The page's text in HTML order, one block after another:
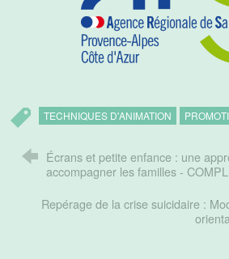
TECHNIQUES D'ANIMATION
Écrans et petite enfance : une
accompagner les familles -
Repérage de la crise suicidaire :